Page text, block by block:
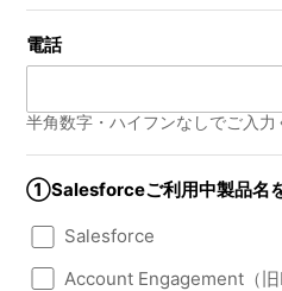
電話
半角数字・ハイフンなしでご入力
①Salesforceご利用中製品名
Salesforce
Account Engagement（旧